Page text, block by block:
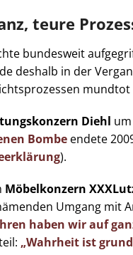
teure
bundesweit
deshalb in der
mundtot
Diehl
Bombe endete
).
Möbelkonzern
Umgang mit
haben wir auf
„Wahrheit ist